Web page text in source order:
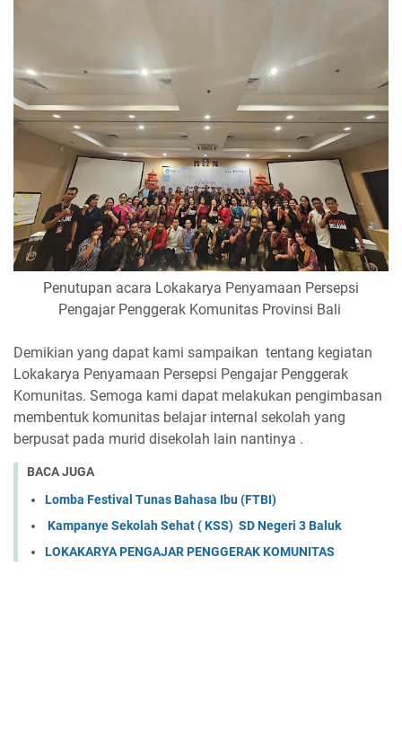
Penutupan acara Lokakarya Penyamaan Persepsi
Pengajar Penggerak Komunitas Provinsi Bali
Demikian yang dapat kami sampaikan tentang kegiatan
Lokakarya Penyamaan Persepsi Pengajar Penggerak
Komunitas. Semoga kami dapat melakukan pengimbasan
membentuk komunitas belajar internal sekolah yang
berpusat pada murid disekolah lain nantinya .
BACA JUGA
Lomba Festival Tunas Bahasa Ibu (FTBI)
Kampanye Sekolah Sehat ( KSS)  SD Negeri 3 Baluk
LOKAKARYA PENGAJAR PENGGERAK KOMUNITAS